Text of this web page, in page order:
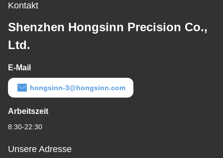
Kontakt
Shenzhen Hongsinn Precision Co.,
Ltd.
E-Mail
hongsinn-3@hongsinn.com
Arbeitszeit
8:30-22:30
Unsere Adresse